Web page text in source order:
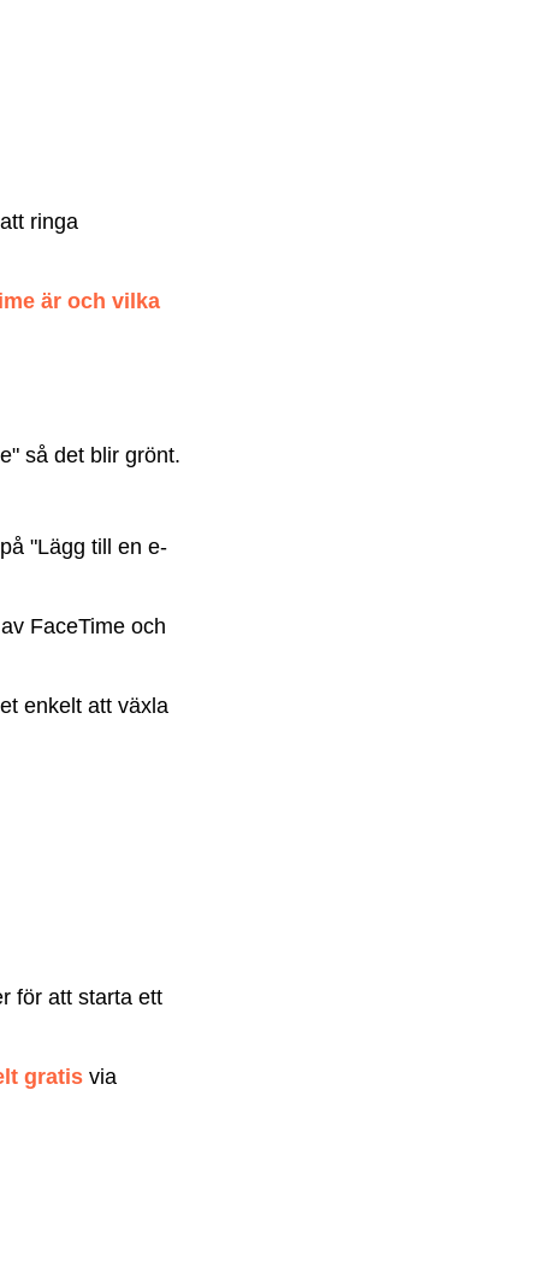
ringa
är och vilka
så det blir grönt.
"Lägg till en e-
FaceTime och
enkelt att växla
för att starta ett
gratis via